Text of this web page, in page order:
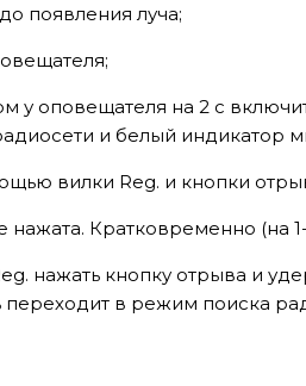
появления луча;
у оповещателя на 2 с
и белый индикатор
вилки Reg. и кнопки
Кратковременно (на
нажать кнопку отрыва и
переходит в режим поиска